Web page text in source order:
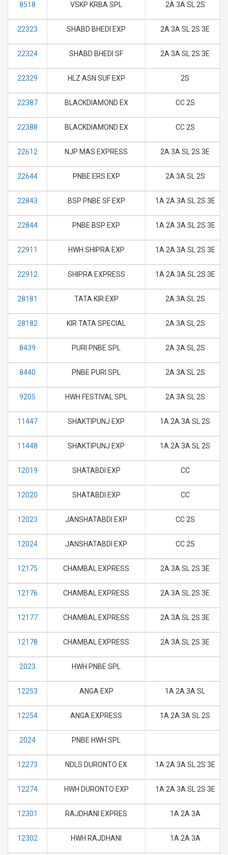
8518 VSKP KRBA SPL 2A 3A SL 2S
22323 SHABD BHEDI EXP 2A 3A SL 2S 3E
22324 SHABD BHEDI SF 2A 3A SL 2S 3E
22329 HLZ ASN SUF EXP 2S
22387 BLACKDIAMOND EX CC 2S
22388 BLACKDIAMOND EX CC 2S
22612 NJP MAS EXPRESS 2A 3A SL 2S 3E
22644 PNBE ERS EXP 2A 3A SL 2S
22843 BSP PNBE SF EXP 1A 2A 3A SL 2S 3E
22844 PNBE BSP EXP 1A 2A 3A SL 2S 3E
22911 HWH SHIPRA EXP 1A 2A 3A SL 2S 3E
22912 SHIPRA EXPRESS 1A 2A 3A SL 2S 3E
28181 TATA KIR EXP 2A 3A SL 2S
28182 KIR TATA SPECIAL 2A 3A SL 2S
8439 PURI PNBE SPL 2A 3A SL 2S
8440 PNBE PURI SPL 2A 3A SL 2S
9205 HWH FESTIVAL SPL 2A 3A SL 2S
11447 SHAKTIPUNJ EXP 1A 2A 3A SL 2S
11448 SHAKTIPUNJ EXP 1A 2A 3A SL 2S
12019 SHATABDI EXP CC
12020 SHATABDI EXP CC
12023 JANSHATABDI EXP CC 2S
12024 JANSHATABDI EXP CC 2S
12175 CHAMBAL EXPRESS 2A 3A SL 2S 3E
12176 CHAMBAL EXPRESS 2A 3A SL 2S 3E
12177 CHAMBAL EXPRESS 2A 3A SL 2S 3E
12178 CHAMBAL EXPRESS 2A 3A SL 2S 3E
2023 HWH PNBE SPL
12253 ANGA EXP 1A 2A 3A SL
12254 ANGA EXPRESS 1A 2A 3A SL 2S
2024 PNBE HWH SPL
12273 NDLS DURONTO EX 1A 2A 3A SL 2S 3E
12274 HWH DURONTO EXP 1A 2A 3A SL 2S 3E
12301 RAJDHANI EXPRES 1A 2A 3A
12302 HWH RAJDHANI 1A 2A 3A